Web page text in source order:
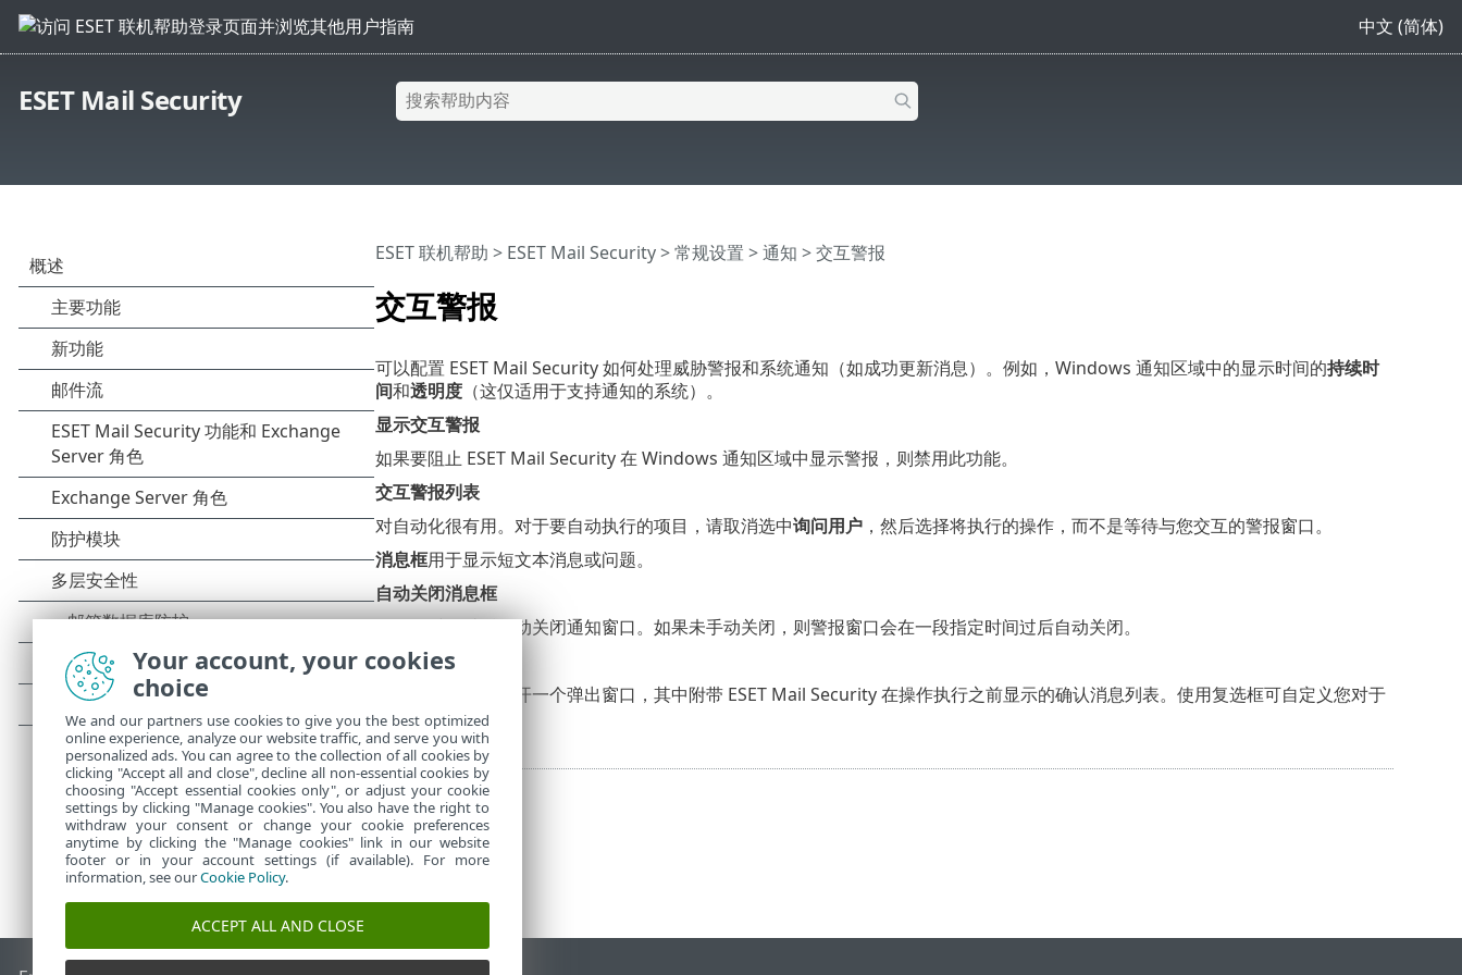
中文 (简体)
ESET Mail Security
交互警报
ESET 联机帮助 > ESET Mail Security>常规设置 >通知 > 交互警报
可以配置 ESET Mail Security 如何处理威胁警报和系统通知（如成功更新消息）。例如，Windows 通知区域中的显示时间的持续时
间和透明度（这仅适用于支持通知的系统）。
显示交互警报
如果要阻止 ESET Mail Security 在 Windows 通知区域中显示警报，则禁用此功能。
交互警报列表
对自动化很有用。对于要自动执行的项目，请取消选中询问用户，然后选择将执行的操作，而不是等待与您交互的警报窗口。
消息框用于显示短文本消息或问题。
自动关闭消息框
在一段时间过后自动关闭通知窗口。如果未手动关闭，则警报窗口会在一段指定时间过后自动关闭。
确认消息
后，将打开一个弹出窗口，其中附带 ESET Mail Security 在操作执行之前显示的确认消息列表。使用复选框可自定义您对于
确认消息的偏好。
Your account, your cookies
choice
We and our partners use cookies to give you the best optimized
online experience, analyze our website traffic, and serve you with
personalized ads. You can agree to the collection of all cookies by
clicking "Accept all and close", decline all non-essential cookies by
choosing "Accept essential cookies only", or adjust your cookie
settings by clicking "Manage cookies". You also have the right to
withdraw your consent or change your cookie preferences
anytime by clicking the "Manage cookies" link in our website
footer or in your account settings (if available). For more
information, see ourCookie Policy.
ACCEPT ALL AND CLOSE